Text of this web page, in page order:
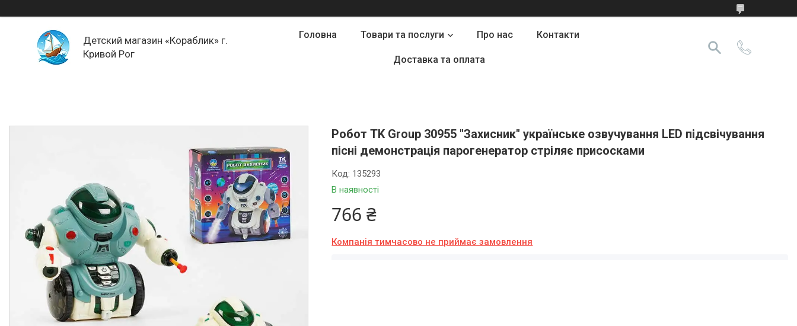
Детский магазин «Кораблик» г.
Кривой Рог
Головна Товари та послуги Про нас Контакти
Доставка та оплата
Робот TK Group 30955 "Захисник" українське озвучування LED підсвічування
пісні демонстрація парогенератор стріляє присосками
В наявності
Код: 135293
766 ₴
Компанія тимчасово не приймає замовлення